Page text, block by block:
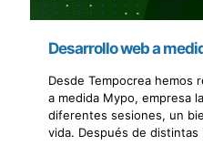
Desarrollo web a
Desde Tempocrea hemos
a medida Mypo, empresa
diferentes sesiones, un
vida. Después de distintas